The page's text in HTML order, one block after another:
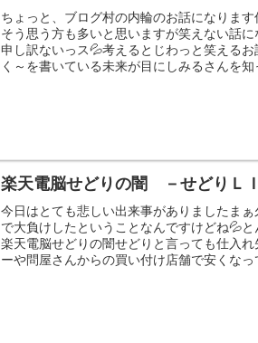
ちょっと、ブログ村の内輪のお話になりま
そう思う方も多いと思いますが笑えない話
申し訳ないっス💦考えるとじわっと笑える
く～を書いている未来が目にしみるさんを知
楽天電脳せどりの闇 －せどりＬ
今日はとても悲しい出来事がありましたま
で大負けしたということなんですけどね💦
楽天電脳せどりの闇せどりと言っても仕入
ーや問屋さんからの買い付け店舗で安くなっ